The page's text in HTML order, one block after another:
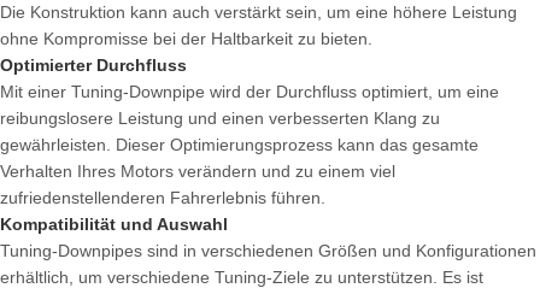
Die Konstruktion kann auch verstärkt sein, um eine höhere Leistung
ohne Kompromisse bei der Haltbarkeit zu bieten.
Optimierter Durchfluss
Mit einer Tuning-Downpipe wird der Durchfluss optimiert, um eine
reibungslosere Leistung und einen verbesserten Klang zu
gewährleisten. Dieser Optimierungsprozess kann das gesamte
Verhalten Ihres Motors verändern und zu einem viel
zufriedenstellenderen Fahrerlebnis führen.
Kompatibilität und Auswahl
Tuning-Downpipes sind in verschiedenen Größen und Konfigurationen
erhältlich, um verschiedene Tuning-Ziele zu unterstützen. Es ist